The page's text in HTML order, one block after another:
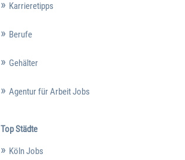
Karrieretipps
Berufe
Gehälter
Agentur für Arbeit Jobs
Top Städte
Köln Jobs